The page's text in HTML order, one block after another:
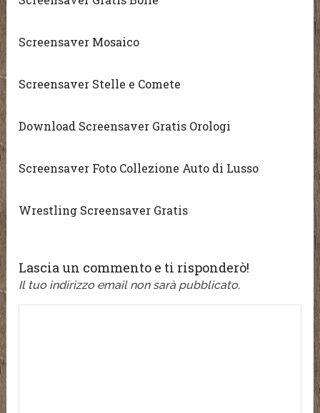
Screensaver Mosaico
Screensaver Stelle e Comete
Download Screensaver Gratis Orologi
Screensaver Foto Collezione Auto di Lusso
Wrestling Screensaver Gratis
Lascia un commento e ti risponderò!
Il tuo indirizzo email non sarà pubblicato.